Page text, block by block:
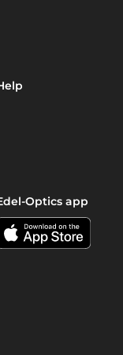
Optics app